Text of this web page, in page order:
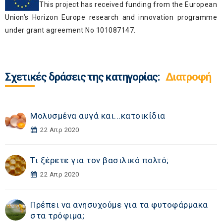
This project has received funding from the European
Union’s Horizon Europe research and innovation programme
under grant agreement No 101087147.
Σχετικές δράσεις της κατηγορίας: Διατροφή
Μολυσμένα αυγά και...κατοικίδια
22 Απρ 2020
Τι ξέρετε για τον βασιλικό πολτό;
22 Απρ 2020
Πρέπει να ανησυχούμε για τα φυτοφάρμακα
στα τρόφιμα;